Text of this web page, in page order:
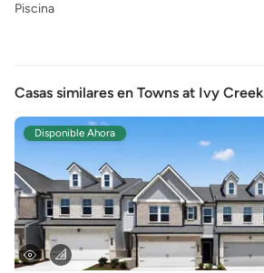
Piscina
Casas similares en Towns at Ivy Creek
Disponible Ahora